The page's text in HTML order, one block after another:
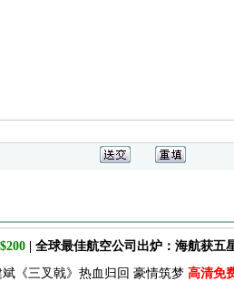
$200 | 全球最佳航空公司出炉：海航获五
《三叉戟》热血归回 豪情筑梦 高清免